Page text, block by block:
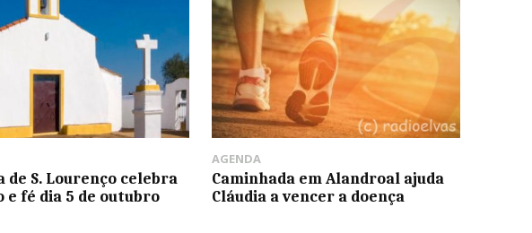
de S. Lourenço celebra
e fé dia 5 de outubro
AGENDA
Caminhada em Alandroal ajuda
Cláudia a vencer a doença